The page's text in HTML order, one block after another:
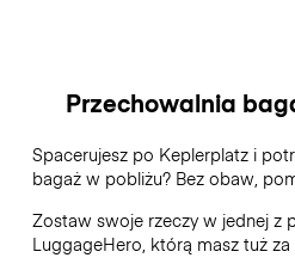
Przechowalnia
Spacerujesz po Keplerplatz i
bagaż w pobliżu? Bez obaw,
Zostaw swoje rzeczy w jednej z
LuggageHero , którą masz tuż